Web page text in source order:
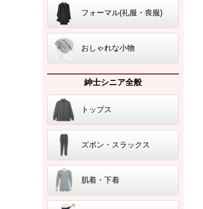
フォーマル(礼服・喪服)
おしゃれな小物
紳士シニア全般
トップス
ズボン・スラックス
肌着・下着